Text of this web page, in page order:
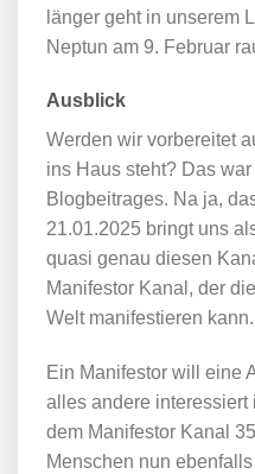
länger geht in unserem
Neptun am 9. Februar
Ausblick
Werden wir vorbereitet
ins Haus steht? Das
Blogbeitrages. Na ja,
21.01.2025 bringt uns
quasi genau diesen
Manifestor Kanal, der
Welt manifestieren kann.
Ein Manifestor will eine
alles andere
dem Manifestor Kanal
Menschen nun